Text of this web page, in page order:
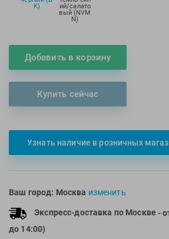
Multipower
Nivea
Nutrend
Oness Sport
Original FitTools
Paterra
Tanita
Tekmar
TUSA
TYR
K)
ий/салато
вый (NVM
N)
Добавить в корзину
Купить сейчас
Узнать наличие в розничных
Ваш город: Москва изменить
Экспресс-доставка по Москве -
до 14:00)